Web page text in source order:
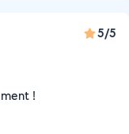
5/5
!